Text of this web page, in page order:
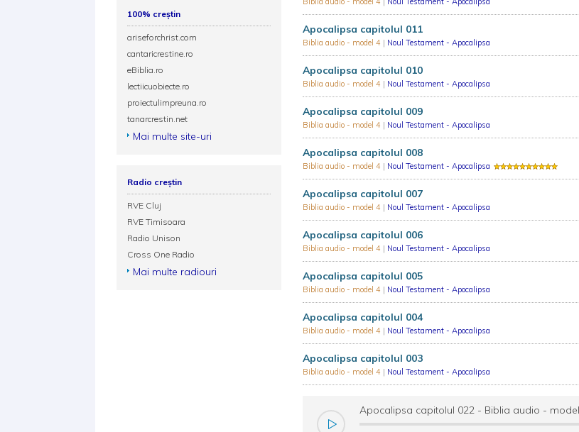
Apocalipsa capitolul 011
Biblia audio - model 4 | Noul Testament - Apocalipsa
Apocalipsa capitolul 010
Biblia audio - model 4 | Noul Testament - Apocalipsa
Apocalipsa capitolul 009
Biblia audio - model 4 | Noul Testament - Apocalipsa
Apocalipsa capitolul 008
Biblia audio - model 4 | Noul Testament - Apocalipsa
Apocalipsa capitolul 007
Biblia audio - model 4 | Noul Testament - Apocalipsa
Apocalipsa capitolul 006
Biblia audio - model 4 | Noul Testament - Apocalipsa
Apocalipsa capitolul 005
Biblia audio - model 4 | Noul Testament - Apocalipsa
Apocalipsa capitolul 004
Biblia audio - model 4 | Noul Testament - Apocalipsa
Apocalipsa capitolul 003
Biblia audio - model 4 | Noul Testament - Apocalipsa
Apocalipsa capitolul 022 - Biblia audio -
100% creștin
ariseforchrist.com
cantaricrestine.ro
eBiblia.ro
lectiicuobiecte.ro
proiectulimpreuna.ro
tanarcrestin.net
Mai multe site-uri
Radio creștin
RVE Cluj
RVE Timisoara
Radio Unison
Cross One Radio
Mai multe radiouri